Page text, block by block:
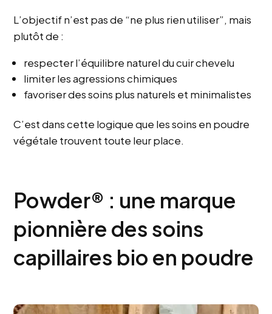
L’objectif n’est pas de “ne plus rien utiliser”, mais
plutôt de :
respecter l’équilibre naturel du cuir chevelu
limiter les agressions chimiques
favoriser des soins plus naturels et minimalistes
C’est dans cette logique que les soins en poudre
végétale trouvent toute leur place.
Powder® : une marque
pionnière des soins
capillaires bio en poudre